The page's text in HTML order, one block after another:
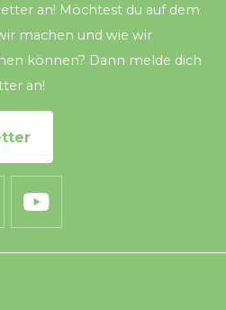
an! Möchtest du auf dem
machen und wie wir
können? Dann melde dich
an!